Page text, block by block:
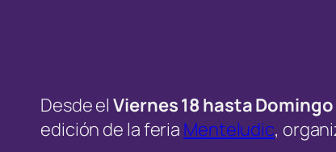
Desde elViernes 18 hasta
edición de la feria Menteludic,